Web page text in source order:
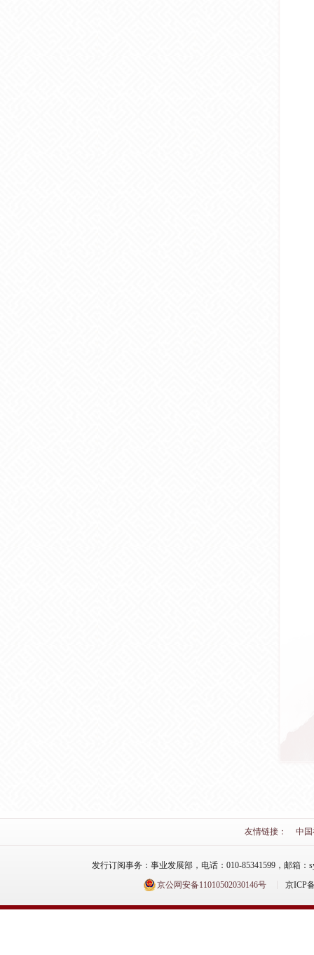
友情链接： 中
发行订阅事务：事业发展部，电话：010-85341599，邮箱：
京公网安备11010502030146号
京ICP